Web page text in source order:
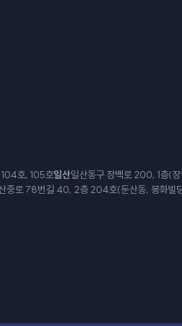
호, 105호일산일산동구 장백로 200, 1층(
중로 78번길 40, 2층 204호(둔산동, 봉화빌